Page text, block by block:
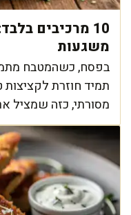
10 מרכיבים
משגעות
בפסח, כשהמטבח
תמיד חוזרת
מסורתי, כזה שמציל